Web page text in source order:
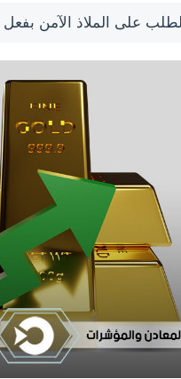
على الملاذ الآمن